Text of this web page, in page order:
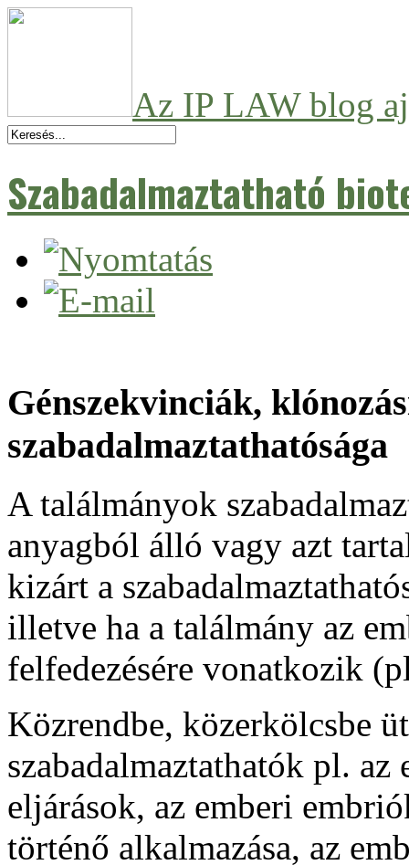
Az IP LAW blog
Szabadalmaztatható
Génszekvinciák,
szabadalmaztathatósága
A találmányok
anyagból álló vagy azt
kizárt a
illetve ha a találmány az
felfedezésére vonatkozik
Közrendbe, közerkölcsbe
szabadalmaztathatók pl.
eljárások, az emberi
történő alkalmazása, az